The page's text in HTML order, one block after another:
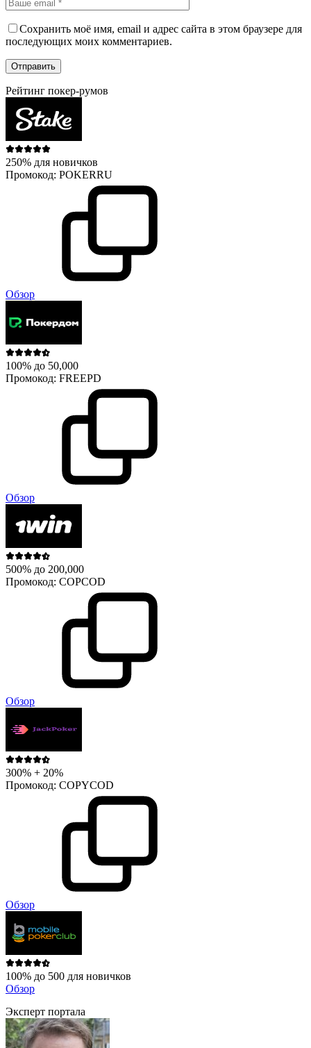
Сохранить моё имя, email и адрес сайта в этом браузере для
последующих моих комментариев.
Рейтинг покер-румов
250% для новичков
Промокод: POKERRU
Обзор
100% до 50,000
Промокод: FREEPD
Обзор
500% до 200,000
Промокод: COPCOD
Обзор
300% + 20%
Промокод: COPYCOD
Обзор
100% до 500 для новичков
Обзор
Эксперт портала